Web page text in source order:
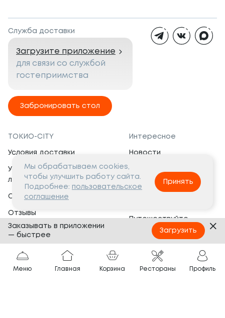
Служба доставки
Загрузите приложение
для связи со службой
гостеприимства
Забронировать стол
ТОКИО-CITY
Условия доставки
Условия программы
лояльности
Сертификаты
Отзывы
Банкеты
Вопросы и ответы
Интересное
Новости
Вакансии
Социальная жизнь
Путешествуйте
с ТОКИО-CITY
Партнёрам
Франшиза
Меню Главная Корзина Рестораны Профиль
Мы обрабатываем cookies,
чтобы улучшить работу сайта.
Подробнее: пользовательское
соглашение
Принять
Заказывать в приложении
— быстрее
Загрузить